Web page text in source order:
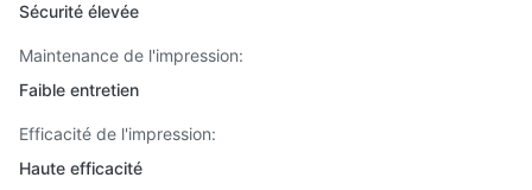
Sécurité élevée
Maintenance de l'impression:
Faible entretien
Efficacité de l'impression:
Haute efficacité